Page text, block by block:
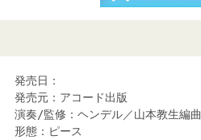
発売日：
発売元：アコード出版
演奏/監修：ヘンデル／山本教生編曲
形態：ピース